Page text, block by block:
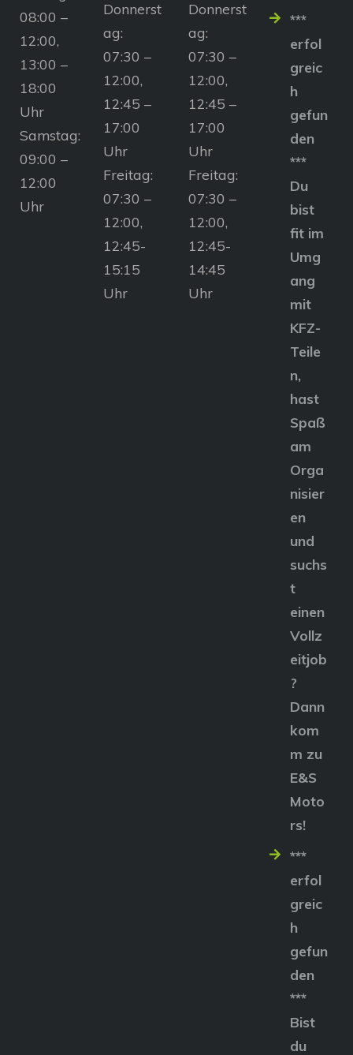
08:00 –
12:00,
13:00 –
18:00
Uhr
Samstag:
09:00 –
12:00
Uhr
Donnerst
ag:
07:30 –
12:00,
12:45 –
17:00
Uhr
Freitag:
07:30 –
12:00,
12:45-
15:15
Uhr
Donnerst
ag:
07:30 –
12:00,
12:45 –
17:00
Uhr
Freitag:
07:30 –
12:00,
12:45-
14:45
Uhr
***
erfol
greic
h
gefun
den
***
Du
bist
fit im
Umg
ang
mit
KFZ-
Teile
n,
hast
Spaß
am
Orga
nisier
en
und
suchs
t
einen
Vollz
eitjob
?
Dann
kom
m zu
E&S
Moto
rs!
***
erfol
greic
h
gefun
den
***
Bist
du